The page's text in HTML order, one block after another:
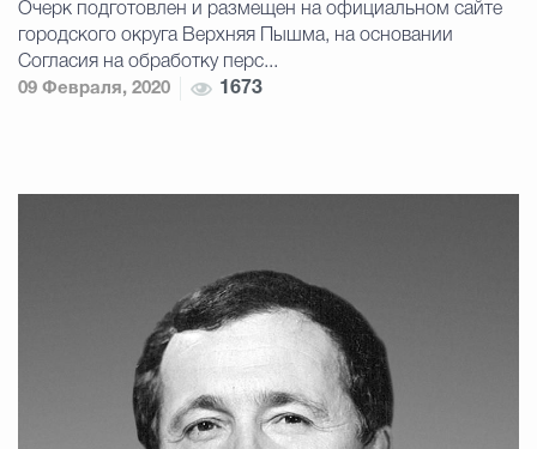
Очерк подготовлен и размещен на официальном сайте
городского округа Верхняя Пышма, на основании
Согласия на обработку перс...
09 Февраля, 2020
1673